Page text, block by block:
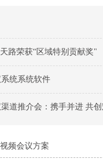
路荣获“区域特别贡献奖"
统系统软件
道推介会：携手并进 共
频会议方案